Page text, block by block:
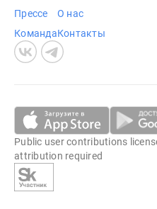
Прессе
Команда
О нас
Контакты
Public user contributions
attribution required